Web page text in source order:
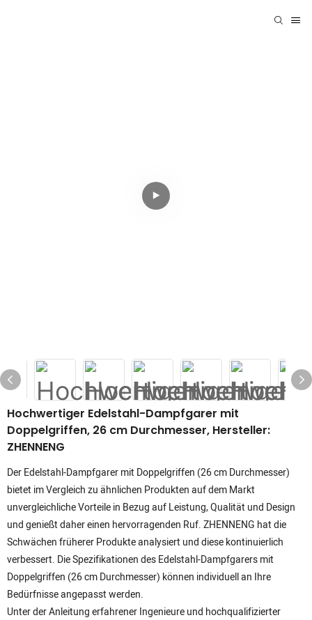
Hochwertiger Edelstahl-Dampfgarer mit
Doppelgriffen, 26 cm Durchmesser, Hersteller:
ZHENNENG
Der Edelstahl-Dampfgarer mit Doppelgriffen (26 cm Durchmesser)
bietet im Vergleich zu ähnlichen Produkten auf dem Markt
unvergleichliche Vorteile in Bezug auf Leistung, Qualität und Design
und genießt daher einen hervorragenden Ruf. ZHENNENG hat die
Schwächen früherer Produkte analysiert und diese kontinuierlich
verbessert. Die Spezifikationen des Edelstahl-Dampfgarers mit
Doppelgriffen (26 cm Durchmesser) können individuell an Ihre
Bedürfnisse angepasst werden.
Unter der Anleitung erfahrener Ingenieure und hochqualifizierter